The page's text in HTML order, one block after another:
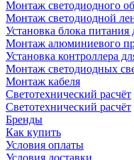
Монтаж светодиодного
Монтаж светодиодной
Установка блока питания
Монтаж алюминиевого
Установка контроллера
Монтаж светодиодных
Монтаж кабеля
Светотехнический расчёт
Светотехнический расчёт
Бренды
Как купить
Условия оплаты
Условия доставки